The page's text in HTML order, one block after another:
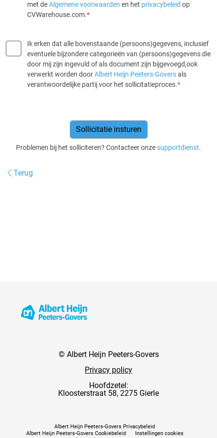
met deAlgemene voorwaarden en het privacybeleid op
CVWarehouse.com.*
Ik erken dat alle bovenstaande (persoons)gegevens, inclusief
eventuele bijzondere categorieën van (persoons)gegevens die
door mij zijn ingevuld of als document zijn bijgevoegd,ook
verwerkt worden doorAlbert Heijn Peeters-Goversals
verantwoordelijke partij voor het sollicitatieproces.*
Problemen bij het solliciteren? Contacteer onzesupportdienst.
Terug
© Albert Heijn Peeters-Govers
Privacy policy
Hoofdzetel:
Kloosterstraat 58, 2275 Gierle
Albert Heijn Peeters-Govers Privacybeleid
Albert Heijn Peeters-Govers Cookiebeleid
Instellingen cookies